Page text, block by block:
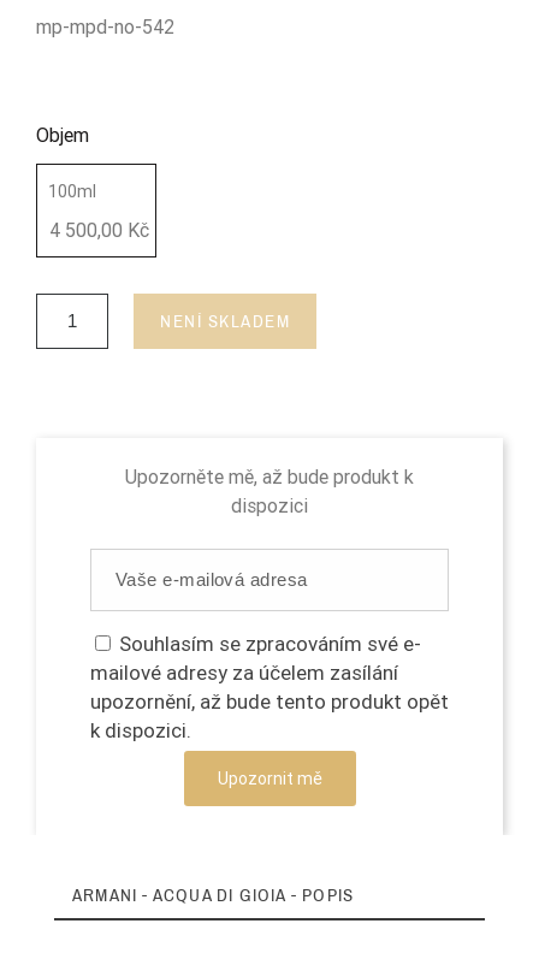
mp-mpd-no-542
Objem
100ml
4 500,00 Kč
NENÍ SKLADEM
Upozorněte mě, až bude produkt k
dispozici
Souhlasím se zpracováním své e-
mailové adresy za účelem zasílání
upozornění, až bude tento produkt opět
k dispozici.
Upozornit mě
ARMANI - ACQUA DI GIOIA - POPIS